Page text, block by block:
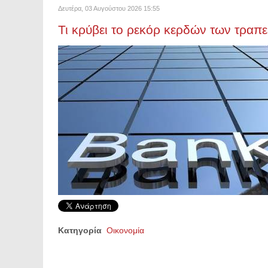
Δευτέρα, 03 Αυγούστου 2026 15:55
Τι κρύβει το ρεκόρ κερδών των
Κατηγορία Οικονομία